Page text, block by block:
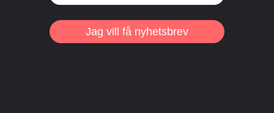
Jag vill få nyhetsbrev